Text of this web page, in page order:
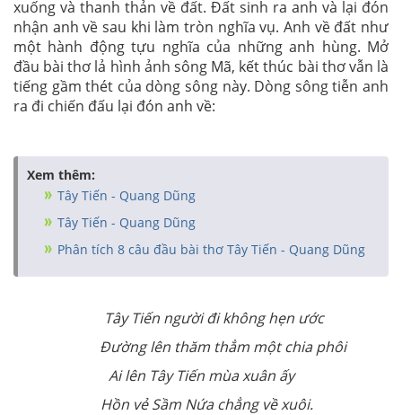
xuống và thanh thản về đất. Đất sinh ra anh và lại đón
nhận anh về sau khi làm tròn nghĩa vụ. Anh về đất như
một hành động tựu nghĩa của những anh hùng. Mở
đầu bài thơ lả hình ảnh sông Mã, kết thúc bài thơ vẫn là
tiếng gầm thét của dòng sông này. Dòng sông tiễn anh
ra đi chiến đấu lại đón anh về:
Xem thêm:
Tây Tiến - Quang Dũng
Tây Tiến - Quang Dũng
Phân tích 8 câu đầu bài thơ Tây Tiến - Quang Dũng
Tây Tiến người đi không hẹn ước
Đường lên thăm thẳm một chia phôi
Ai lên Tây Tiến mùa xuân ấy
Hồn vẻ Sầm Nứa chẳng về xuôi.